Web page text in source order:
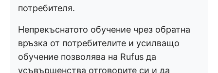
потребителя.
Непрекъснатото обучение чрез обратна
връзка от потребителите и усилващо
обучение позволява на Rufus да
усъвършенства отговорите си и да